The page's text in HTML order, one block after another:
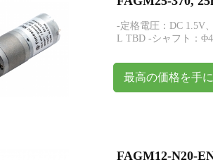
-定格電圧：DC 1.5V
L TBD -シャフト：
最高の価格を手
FAGM12-N20-